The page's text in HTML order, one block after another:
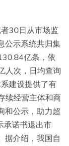
30日从市场监
公示系统共归集
亿条，依
人次，日均查询
建设提供了有
续经营主体和商
和公示，助力超
承诺书退出市
据介绍，我国自